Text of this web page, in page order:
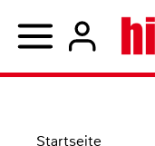
Startseite